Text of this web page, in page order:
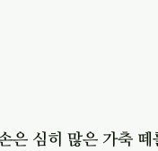
은 심히 많은 가축